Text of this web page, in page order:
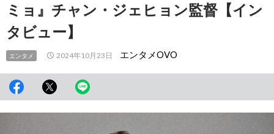
ミョ』チャン・ジェヒョン監督【イン
タビュー】
エンタメ 2024年10月23日 エンタメOVO